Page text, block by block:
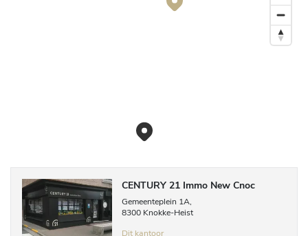
CENTURY 21 Immo New Cnoc
Gemeenteplein 1A,
8300 Knokke-Heist
Dit kantoor